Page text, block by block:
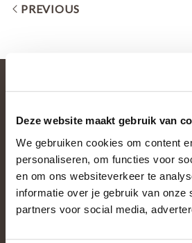
Deze website maakt gebruik van
We gebruiken cookies om content
personaliseren, om functies voor
en om ons websiteverkeer te
informatie over je gebruik van onze
partners voor social media,
PREVIOUS
OVER ONS